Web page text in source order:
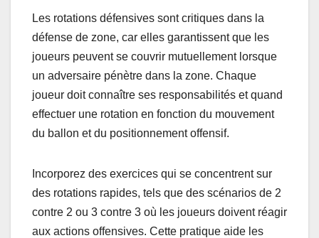
Les rotations défensives sont critiques dans la
défense de zone, car elles garantissent que les
joueurs peuvent se couvrir mutuellement lorsque
un adversaire pénètre dans la zone. Chaque
joueur doit connaître ses responsabilités et quand
effectuer une rotation en fonction du mouvement
du ballon et du positionnement offensif.
Incorporez des exercices qui se concentrent sur
des rotations rapides, tels que des scénarios de 2
contre 2 ou 3 contre 3 où les joueurs doivent réagir
aux actions offensives. Cette pratique aide les